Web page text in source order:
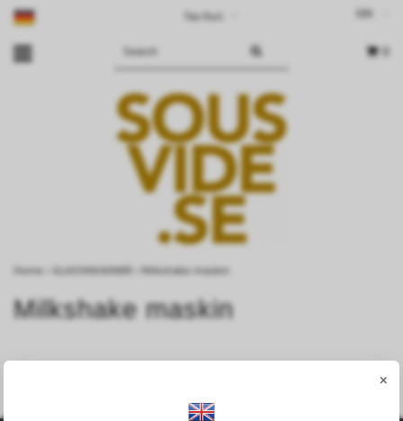
Tax Excl. SEK
0
Home GLASSMASKINER Milkshake maskin
Milkshake maskin
×